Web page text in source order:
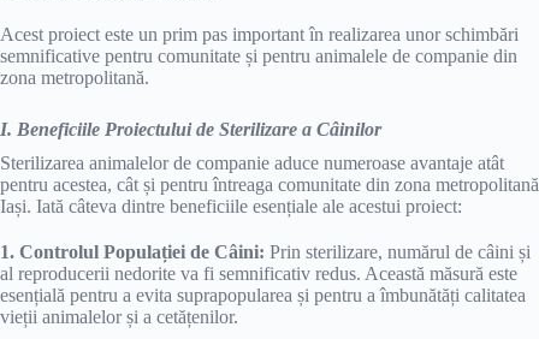
Acest proiect este un prim pas important în realizarea unor schimbări
semnificative pentru comunitate și pentru animalele de companie din
zona metropolitană.
I. Beneficiile Proiectului de Sterilizare a Câinilor
Sterilizarea animalelor de companie aduce numeroase avantaje atât
pentru acestea, cât și pentru întreaga comunitate din zona metropolitană
Iași. Iată câteva dintre beneficiile esențiale ale acestui proiect:
1. Controlul Populației de Câini: Prin sterilizare, numărul de câini și
al reproducerii nedorite va fi semnificativ redus. Această măsură este
esențială pentru a evita suprapopularea și pentru a îmbunătăți calitatea
vieții animalelor și a cetățenilor.